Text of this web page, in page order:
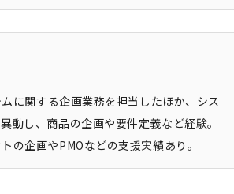
に関する企画業務を担当したほか、シス
動し、商品の企画や要件定義など経験。
の企画やPMOなどの支援実績あり。